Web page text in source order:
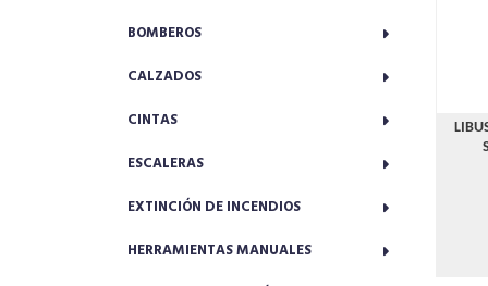
BOMBEROS
CALZADOS
CINTAS
ESCALERAS
EXTINCIÓN DE INCENDIOS
HERRAMIENTAS MANUALES